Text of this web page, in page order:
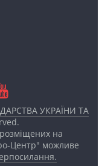
УКРАЇНИ ТА
на
Центр" можливе